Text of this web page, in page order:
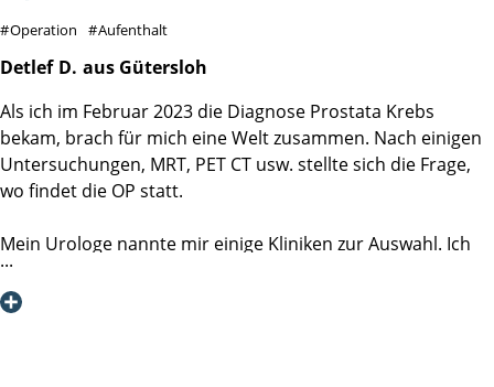
kompetent und jederzeit ansprechbar.
Ein LEUCHTTURM der PFLEGE! Es hätte nicht besser sein
Mein aufrichtiger Dank geht an die Oberärztin Frau Dr.
Valia Valeva und an das gesamte Team der Klinik.
Horn, Bad Meinberg
Operation Aufenthalt
Detlef D. aus Gütersloh
Als ich im Februar 2023 die Diagnose Prostata Krebs
bekam, brach für mich eine Welt zusammen. Nach einigen
Untersuchungen, MRT, PET CT usw. stellte sich die Frage,
wo findet die OP statt.
Mein Urologe nannte mir einige Kliniken zur Auswahl. Ich
habe mich dann für die Martini-Klink in Hamburg
entschieden.